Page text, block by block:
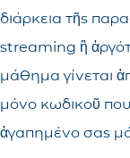
διάρκεια τῆς
streaming ἢ
μάθημα γίνεται
μόνο κωδικοῦ
ἀγαπημένο σας